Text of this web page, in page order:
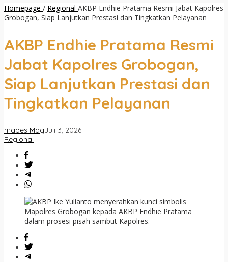
Homepage / Regional AKBP Endhie Pratama Resmi Jabat Kapolres
Grobogan, Siap Lanjutkan Prestasi dan Tingkatkan Pelayanan
AKBP Endhie Pratama Resmi
Jabat Kapolres Grobogan,
Siap Lanjutkan Prestasi dan
Tingkatkan Pelayanan
mabes MagJuli 3, 2026
Regional